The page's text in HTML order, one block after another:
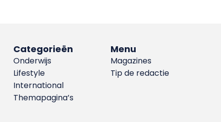
Menu
Magazines
Tip de redactie
Categorieën
Onderwijs
Lifestyle
International
Themapagina’s